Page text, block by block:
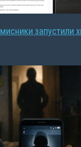
запустили